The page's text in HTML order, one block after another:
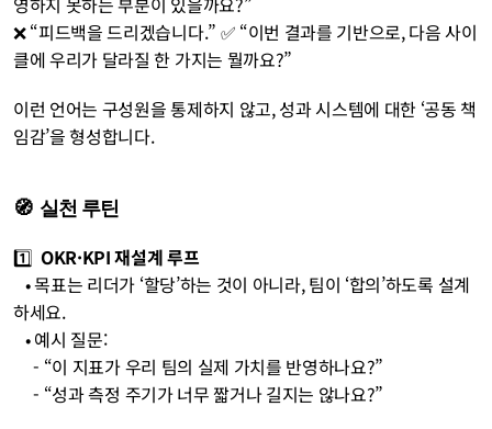
❌ “피드백을 드리겠습니다.” ✅ “이번 결과를 기반으로, 다음 사이
클에 우리가 달라질 한 가지는 뭘까요?”
이런 언어는 구성원을 통제하지 않고, 성과 시스템에 대한 ‘공동 책
임감’을 형성합니다.
🧭  실천 루틴
1️⃣ OKR·KPI 재설계 루프
• 목표는 리더가 ‘할당’하는 것이 아니라, 팀이 ‘합의’하도록 설계
하세요.
• 예시 질문:
     - “이 지표가 우리 팀의 실제 가치를 반영하나요?”
     - “성과 측정 주기가 너무 짧거나 길지는 않나요?”